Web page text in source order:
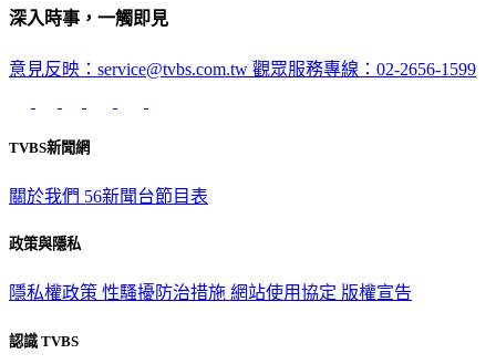
深入時事，一觸即見
意見反映：service@tvbs.com.tw 觀眾服務專線：02-2656-1599
TVBS新聞網
關於我們 56新聞台節目表
政策與隱私
隱私權政策 性騷擾防治措施 網站使用協定 版權宣告
認識 TVBS